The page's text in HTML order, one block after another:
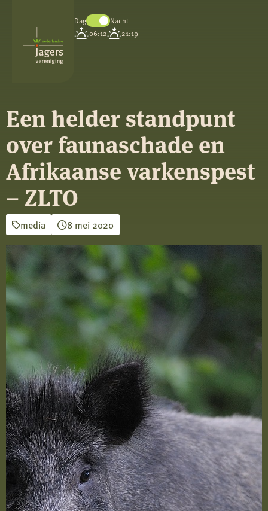
Koninklijke
Nederlandse
Jagersvereniging
Dag
Nacht
06:12
21:19
Een helder standpunt
over faunaschade en
Afrikaanse varkenspest
– ZLTO
media 8 mei 2020